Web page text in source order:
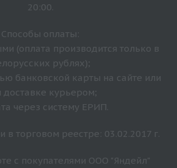
20:00.
Способы оплаты:
(оплата производится только в
рублях);
банковской карты на сайте или
доставке курьером;
через систему ЕРИП.
в торговом реестре: 03.02.2017 г.
с покупателями ООО "Яндейл"